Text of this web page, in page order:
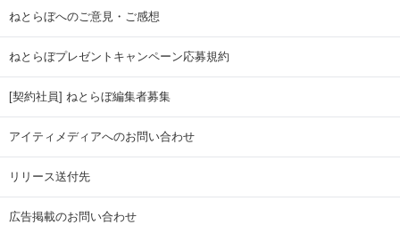
ねとらぼへのご意見・ご感想
ねとらぼプレゼントキャンペーン応募規約
[契約社員] ねとらぼ編集者募集
アイティメディアへのお問い合わせ
リリース送付先
広告掲載のお問い合わせ